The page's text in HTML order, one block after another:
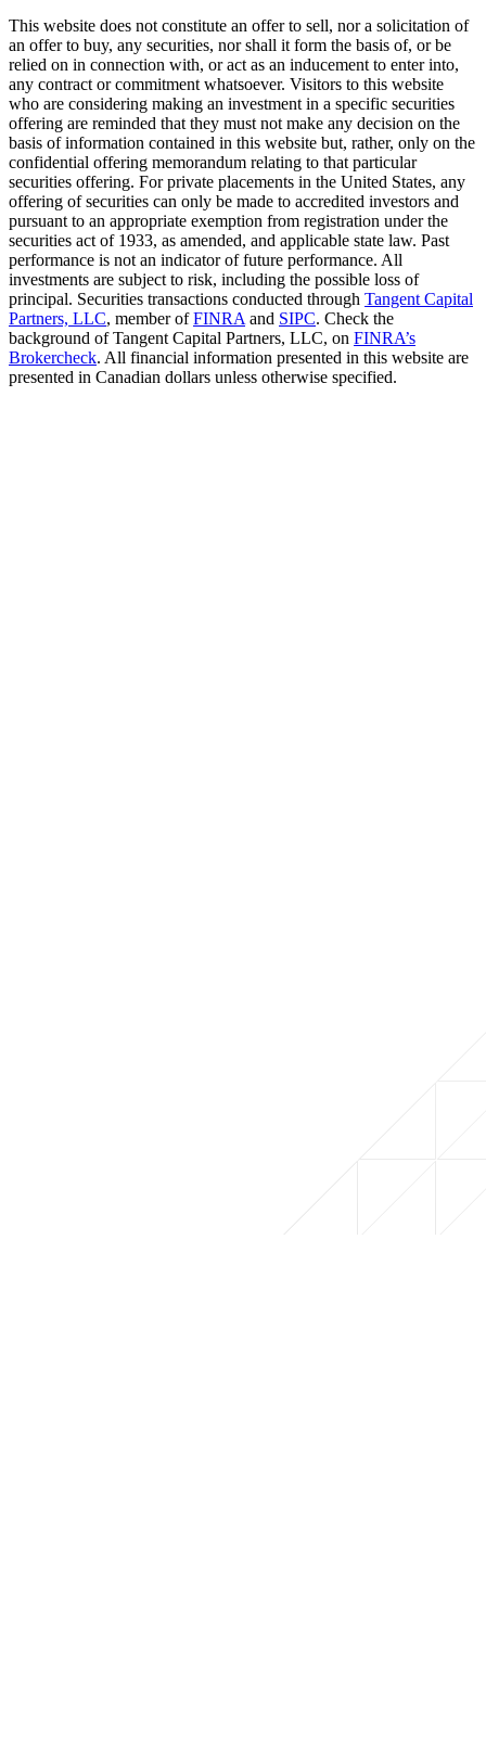
This website does not constitute an offer to sell, nor a solicitation of
an offer to buy, any securities, nor shall it form the basis of, or be
relied on in connection with, or act as an inducement to enter into,
any contract or commitment whatsoever. Visitors to this website
who are considering making an investment in a specific securities
offering are reminded that they must not make any decision on the
basis of information contained in this website but, rather, only on the
confidential offering memorandum relating to that particular
securities offering. For private placements in the United States, any
offering of securities can only be made to accredited investors and
pursuant to an appropriate exemption from registration under the
securities act of 1933, as amended, and applicable state law. Past
performance is not an indicator of future performance. All
investments are subject to risk, including the possible loss of
principal. Securities transactions conducted through Tangent Capital
Partners, LLC, member ofFINRA and SIPC. Check the
background of Tangent Capital Partners, LLC, on FINRA’s
Brokercheck. All financial information presented in this website are
presented in Canadian dollars unless otherwise specified.